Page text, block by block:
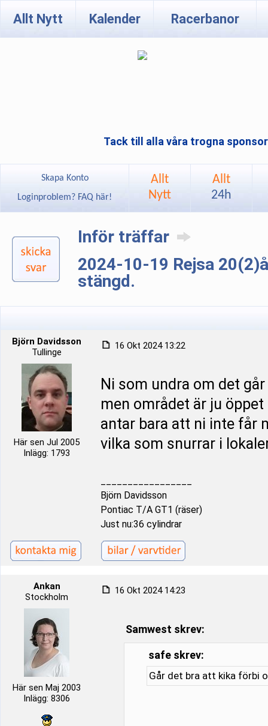
Allt Nytt Kalender Racerbanor
Tack till alla våra trogna
Skapa Konto
Loginproblem? FAQ här!
Allt
Nytt
Allt
24h
Inför träffar
2024-10-19 Rejsa
stängd.
Björn Davidsson
Tullinge
Här sen Jul 2005
Inlägg: 1793
16 Okt 2024 13:22
Ni som undra om det
men området är ju
antar bara att ni inte får
vilka som snurrar i
Björn Davidsson
Pontiac T/A GT1 (räser)
Just nu:36 cylindrar
Ankan
Stockholm
Här sen Maj 2003
Inlägg: 8306
16 Okt 2024 14:23
Samwest skrev:
safe skrev:
Går det bra att kika förbi